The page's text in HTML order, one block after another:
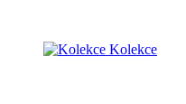
Kolekce